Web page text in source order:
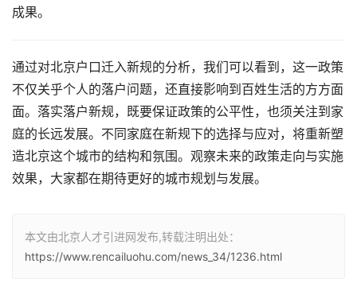
成果。
通过对北京户口迁入新规的分析，我们可以看到，这一政策
不仅关乎个人的落户问题，还直接影响到百姓生活的方方面
面。落实落户新规，既要保证政策的公平性，也须关注到家
庭的长远发展。不同家庭在新规下的选择与应对，将重新塑
造北京这个城市的结构和氛围。观察未来的政策走向与实施
效果，大家都在期待更好的城市规划与发展。
本文由北京人才引进网发布,转载注明出处：
https://www.rencailuohu.com/news_34/1236.html